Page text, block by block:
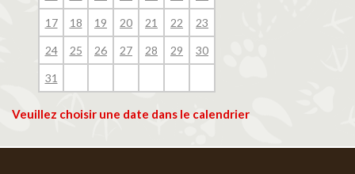
17 18 19 20 21 22 23
24 25 26 27 28 29 30
31
Veuillez choisir une date dans le calendrier